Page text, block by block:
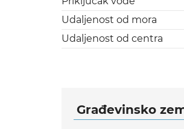
Udaljenost od mora
Udaljenost od centra
Građevinsko